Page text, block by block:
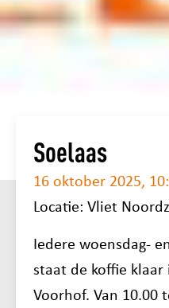
Soelaas
16 oktober 2025,
Locatie: Vliet
Iedere woensdag-
staat de koffie klaar
Voorhof. Van 10.00